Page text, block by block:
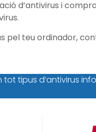
d’antivirus i
pel teu ordinador,
tot tipus d’antivirus